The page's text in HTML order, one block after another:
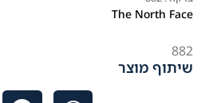
The North Face
882
שיתוף מוצר